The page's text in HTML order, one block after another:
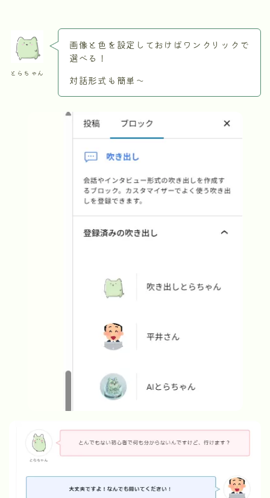
とらちゃん
画像と色を設定しておけばワンクリックで
選べる！
対話形式も簡単～